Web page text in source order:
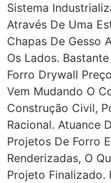
Sistema
Através De Uma
Chapas De Gesso
Os Lados.
Forro Drywall
Vem Mudando O
Construção Civil,
Racional. Atuance
Projetos De Forro
Renderizadas, O
Projeto Finalizado.